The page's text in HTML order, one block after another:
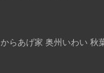
からあげ家 奥州いわい 秋